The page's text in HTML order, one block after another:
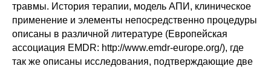
травмы. История терапии, модель АПИ, клиническое
применение и элементы непосредственно процедуры
описаны в различной литературе (Европейская
ассоциация EMDR: http://www.emdr-europe.org/), где
так же описаны исследования, подтверждающие две